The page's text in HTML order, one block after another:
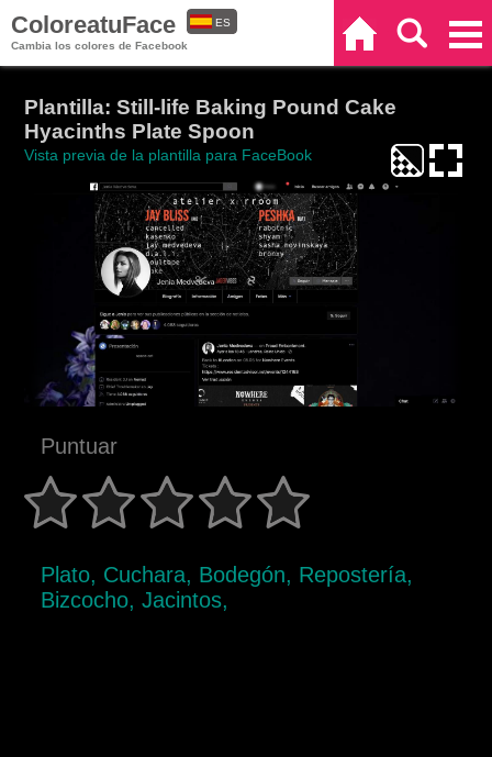
ColoreatuFace
Cambia los colores de Facebook
ES
Plantilla: Still-life Baking Pound Cake
Hyacinths Plate Spoon
Vista previa de la plantilla para FaceBook
Puntuar
Plato, Cuchara, Bodegón, Repostería,
Bizcocho, Jacintos,